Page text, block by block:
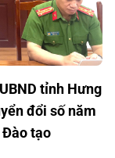
tỉnh Hưng
đổi số năm
Đào tạo